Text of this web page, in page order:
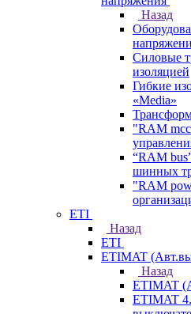
Назад
Силовые
изоляцией
Гибкие
«Media»
"RAM
“RAM
шинных
"RAM
ETI
Назад
ETI
ETIMAT
Назад
ETIMAT
ETIMAT